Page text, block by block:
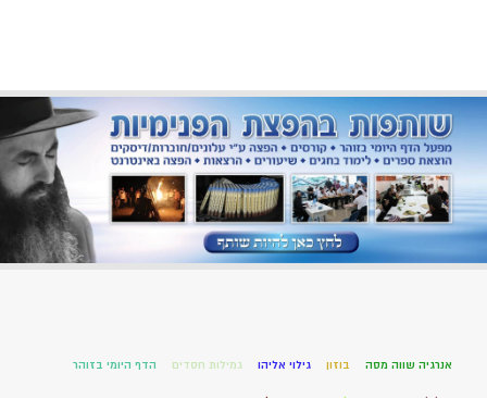
אנרגיה שווה מסה בוזון גילוי אליהו גמילות חסדים הדף היומי בזוהר